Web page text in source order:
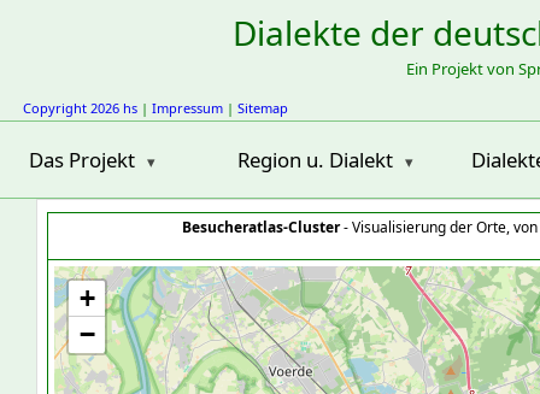
Dialekte der
Ein Projekt von
Copyright 2026 hs | Impressum | Sitemap
Das Projekt Region u. Dialekt
Besucheratlas-Cluster- Visualisierung der Orte,
+
−